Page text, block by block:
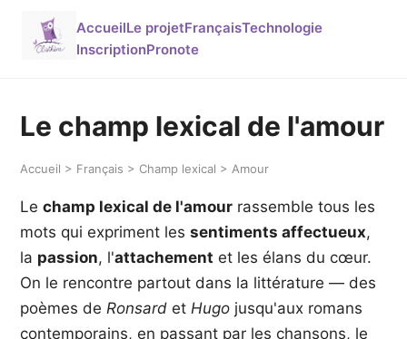
AccueilLe projetFrançaisTechnologie
InscriptionPronote
Le champ lexical de l'amour
Accueil > Français > Champ lexical > Amour
Le champ lexical de l'amour rassemble tous les
mots qui expriment les sentiments affectueux,
la passion, l'attachement et les élans du cœur.
On le rencontre partout dans la littérature — des
poèmes de Ronsard et Hugo jusqu'aux romans
contemporains, en passant par les chansons, le